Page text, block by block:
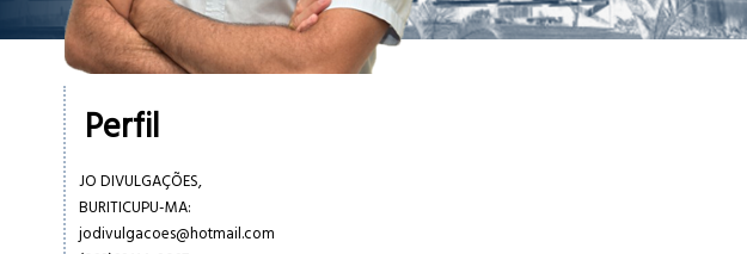
Perfil
JO DIVULGAÇÕES,
BURITICUPU-MA:
jodivulgacoes@hotmail.com